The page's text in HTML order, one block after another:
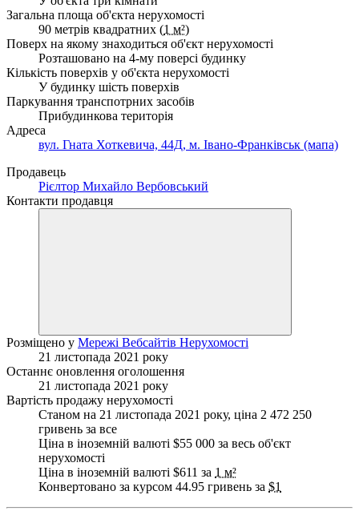
Загальна площа об'єкта нерухомості
90 метрів квадратних (1 м²)
Поверх на якому знаходиться об'єкт нерухомості
Розташовано на 4-му поверсі будинку
Кількість поверхів у об'єкта нерухомості
У будинку шість поверхів
Паркування транспотрних засобів
Прибудинкова територія
Адреса
вул. Гната Хоткевича, 44Д, м. Івано-Франківськ (мапа)
Продавець
Рієлтор Михайло Вербовський
Контакти продавця
Розміщено у Мережі Вебсайтів Нерухомості
21 листопада 2021 року
Останнє оновлення оголошення
21 листопада 2021 року
Вартість продажу нерухомості
Станом на 21 листопада 2021 року, ціна 2 472 250
гривень за все
Ціна в іноземній валюті $55 000 за весь об'єкт
нерухомості
Ціна в іноземній валюті $611 за 1 м²
Конвертовано за курсом 44.95 гривень за $1